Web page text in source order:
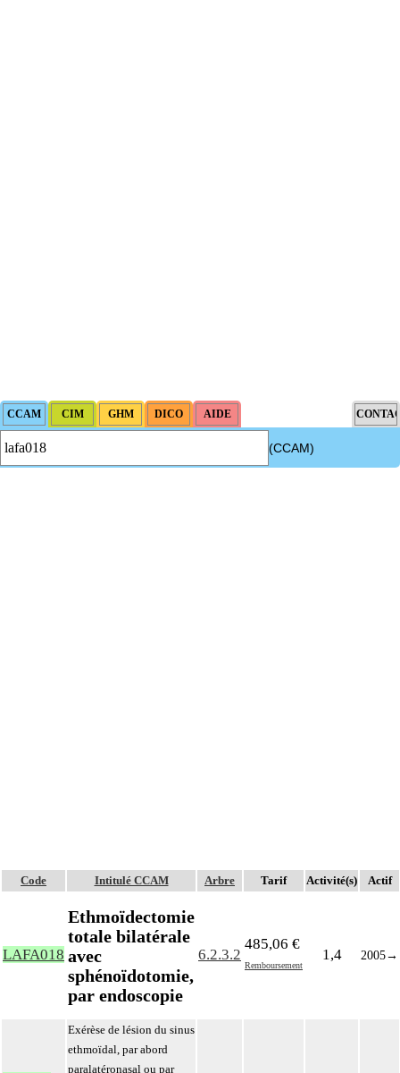
(CCAM)
Code Intitulé CCAM Arbre Tarif Activité(s) Actif
LAFA018
Ethmoïdectomie
totale bilatérale
avec
sphénoïdotomie,
par endoscopie
6.2.3.2
485,06 €
Remboursement
1,4 2005→
Exérèse de lésion du sinus
ethmoïdal, par abord
paralatéronasal ou par